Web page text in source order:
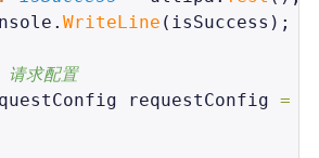
. WriteLine ( isSuccess );
求配置
requestConfig =